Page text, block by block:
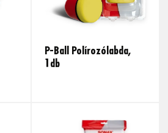
P-Ball Polírozólabda,
1db